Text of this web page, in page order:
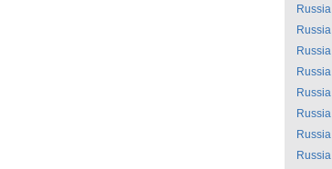
Russia
Russia
Russia
Russia
Russia
Russia
Russia
Russia